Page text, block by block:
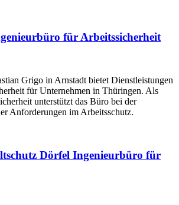
für Arbeitssicherheit
Grigo in Arnstadt bietet Dienstleistungen
für Unternehmen in Thüringen. Als
unterstützt das Büro bei der
Anforderungen im Arbeitsschutz.
Dörfel Ingenieurbüro für